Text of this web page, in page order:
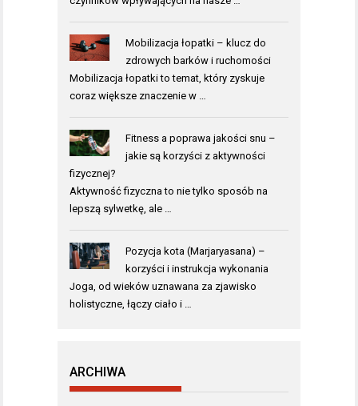
Mobilizacja łopatki – klucz do
zdrowych barków i ruchomości
Mobilizacja łopatki to temat, który zyskuje
coraz większe znaczenie w …
Fitness a poprawa jakości snu –
jakie są korzyści z aktywności
fizycznej?
Aktywność fizyczna to nie tylko sposób na
lepszą sylwetkę, ale …
Pozycja kota (Marjaryasana) –
korzyści i instrukcja wykonania
Joga, od wieków uznawana za zjawisko
holistyczne, łączy ciało i …
ARCHIWA